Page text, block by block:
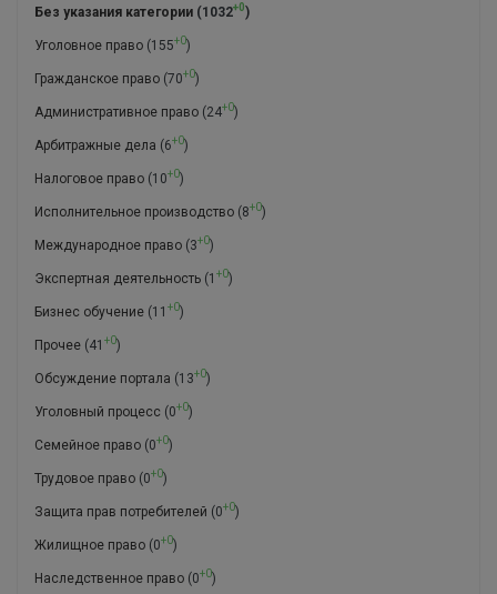
Без указания категории (1032+0)
Уголовное право (155+0)
Гражданское право (70+0)
Административное право (24+0)
Арбитражные дела (6+0)
Налоговое право (10+0)
Исполнительное производство (8+0)
Международное право (3+0)
Экспертная деятельность (1 +0)
Бизнес обучение (11 +0)
Прочее (41 +0)
Обсуждение портала (13+0)
Уголовный процесс (0+0)
Семейное право (0+0)
Трудовое право (0+0)
Защита прав потребителей (0+0)
Жилищное право (0+0)
Наследственное право (0+0)